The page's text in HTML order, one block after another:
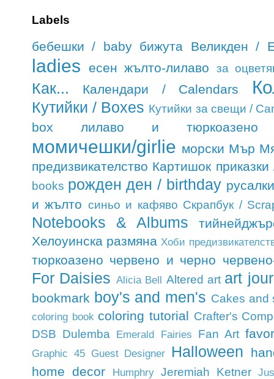
Labels
бебешки / baby бижута Великден /
ladies есен жълто-лилаво за
Как... Календари / Calendars
Кутийки / Boxes Кутийки за свещи /
box лилаво и тюркоазено
момичешки/girlie морски Мър
предизвикателство Картишок
books рожден ден / birthday русалки
и жълто синьо и кафяво Скрапбук /
Notebooks & Albums
Хелоуинска размяна Хоби
тюркоазено червено и черно
For Daisies Alicia Bell Altered art art
bookmark boy's and men's Cakes and
coloring book coloring tutorial Crafter's
DSB Dulemba Emerald Fairies Fan Art
Graphic 45 Guest Designer Halloween
home decor
Humphry Jeremiah Ketner